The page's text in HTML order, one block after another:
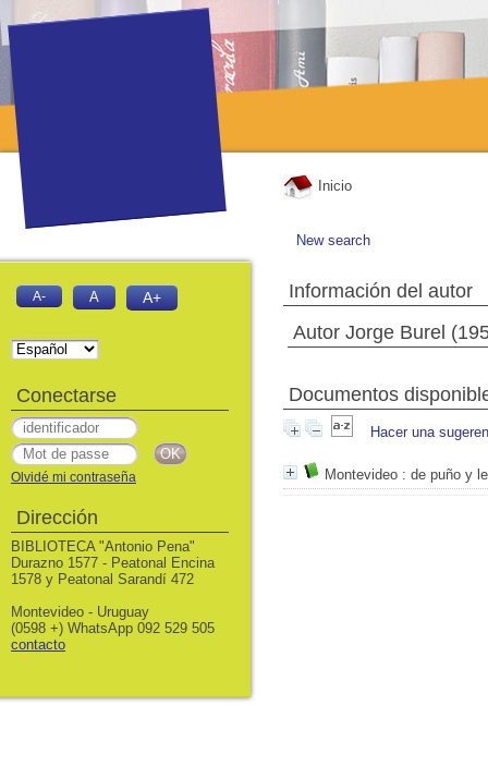
Inicio
New search
Información del autor
Autor Jorge Burel
Documentos
Hacer una
Montevideo : de puño y
A- A A+
Conectarse
Olvidé mi contraseña
Dirección
BIBLIOTECA "Antonio Pena"
Durazno 1577 - Peatonal Encina
1578 y Peatonal Sarandí 472
Montevideo - Uruguay
(0598 +) WhatsApp 092 529 505
contacto